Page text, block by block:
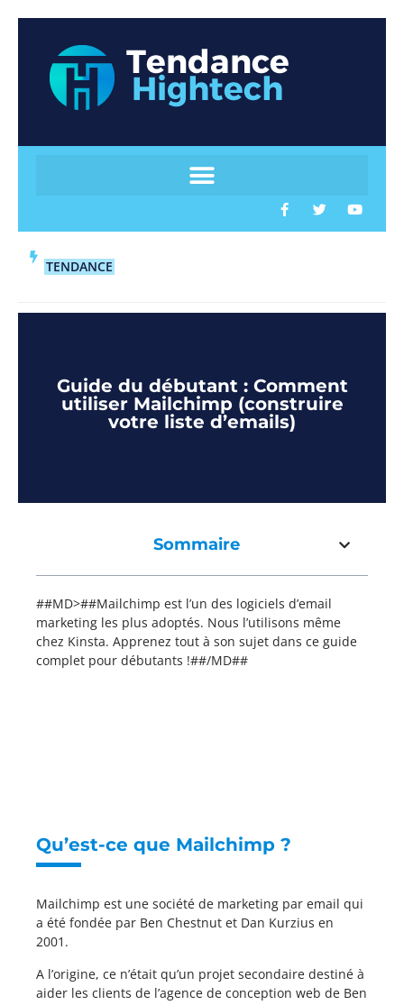
TENDANCE
Guide du débutant : Comment
utiliser Mailchimp (construire
votre liste d’emails)
Sommaire
##MD>##Mailchimp est l’un des logiciels d’email
marketing les plus adoptés. Nous l’utilisons même
chez Kinsta. Apprenez tout à son sujet dans ce guide
complet pour débutants !##/MD##
Qu’est-ce que Mailchimp ?
Mailchimp est une société de marketing par email qui
a été fondée par Ben Chestnut et Dan Kurzius en
2001.
A l’origine, ce n’était qu’un projet secondaire destiné à
aider les clients de l’agence de conception web de Ben